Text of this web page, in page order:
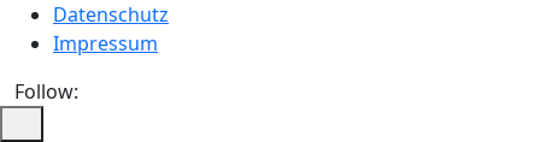
Datenschutz
Impressum
Follow: